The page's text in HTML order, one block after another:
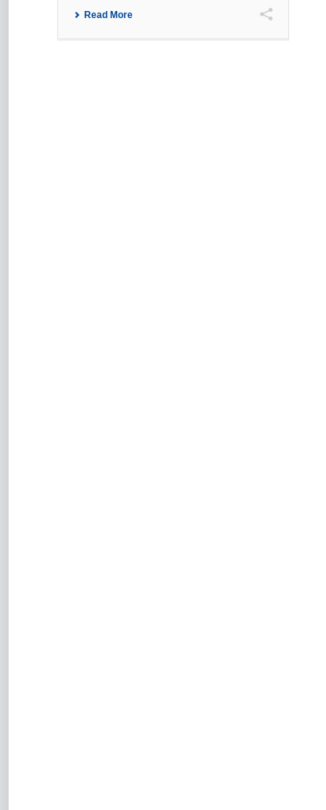
Read More